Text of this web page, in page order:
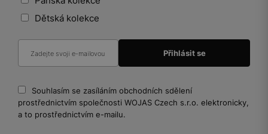
Dětská kolekce
Souhlasím se zasíláním obchodních sdělení
prostřednictvím společnosti WOJAS Czech s.r.o. elektronicky,
a to prostřednictvím e-mailu.